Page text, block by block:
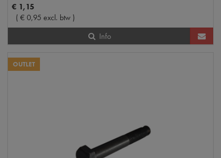
€ 1,15
( €0,95 excl. btw )
Info
OUTLET